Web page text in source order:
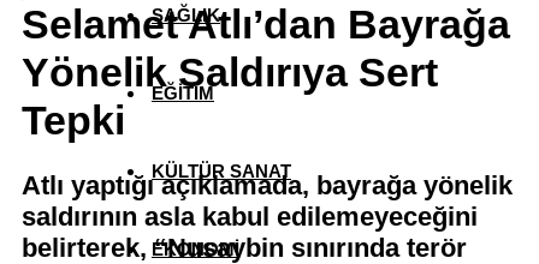
SAĞLIK
EĞİTİM
KÜLTÜR SANAT
EKONOMİ
Selamet Atlı’dan Bayrağa
Yönelik Saldırıya Sert
Tepki
Atlı yaptığı açıklamada, bayrağa yönelik
saldırının asla kabul edilemeyeceğini
belirterek, “Nusaybin sınırında terör